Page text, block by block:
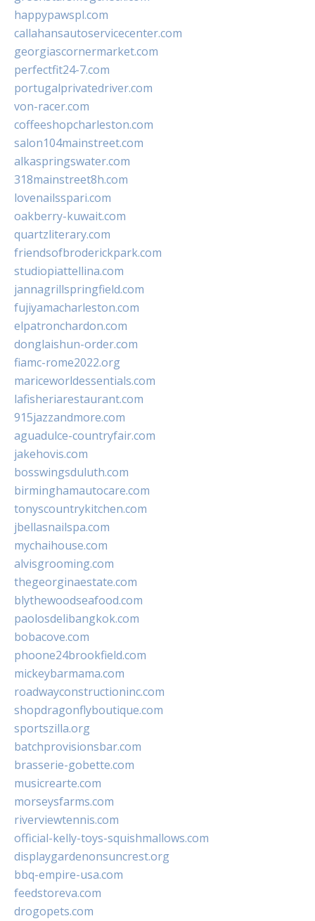
happypawspl.com
callahansautoservicecenter.com
georgiascornermarket.com
perfectfit24-7.com
portugalprivatedriver.com
von-racer.com
coffeeshopcharleston.com
salon104mainstreet.com
alkaspringswater.com
318mainstreet8h.com
lovenailsspari.com
oakberry-kuwait.com
quartzliterary.com
friendsofbroderickpark.com
studiopiattellina.com
jannagrillspringfield.com
fujiyamacharleston.com
elpatronchardon.com
donglaishun-order.com
fiamc-rome2022.org
mariceworldessentials.com
lafisheriarestaurant.com
915jazzandmore.com
aguadulce-countryfair.com
jakehovis.com
bosswingsduluth.com
birminghamautocare.com
tonyscountrykitchen.com
jbellasnailspa.com
mychaihouse.com
alvisgrooming.com
thegeorginaestate.com
blythewoodseafood.com
paolosdelibangkok.com
bobacove.com
phoone24brookfield.com
mickeybarmama.com
roadwayconstructioninc.com
shopdragonflyboutique.com
sportszilla.org
batchprovisionsbar.com
brasserie-gobette.com
musicrearte.com
morseysfarms.com
riverviewtennis.com
official-kelly-toys-squishmallows.com
displaygardenonsuncrest.org
bbq-empire-usa.com
feedstoreva.com
drogopets.com